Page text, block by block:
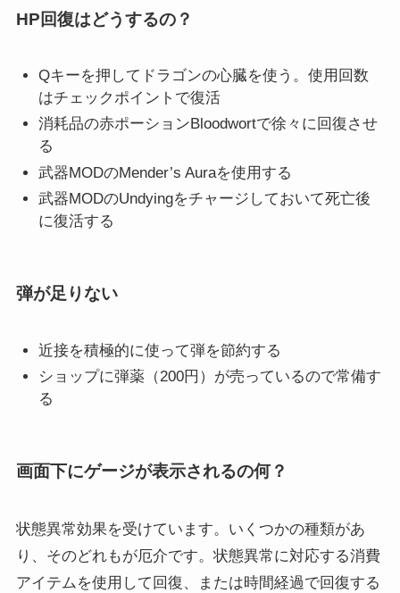
HP回復はどうするの？
Qキーを押してドラゴンの心臓を使う。使用回数
はチェックポイントで復活
消耗品の赤ポーションBloodwortで徐々に回復させ
る
武器MODのMender’s Auraを使用する
武器MODのUndyingをチャージしておいて死亡後
に復活する
弾が足りない
近接を積極的に使って弾を節約する
ショップに弾薬（200円）が売っているので常備す
る
画面下にゲージが表示されるの何？
状態異常効果を受けています。いくつかの種類があ
り、そのどれもが厄介です。状態異常に対応する消費
アイテムを使用して回復、または時間経過で回復する